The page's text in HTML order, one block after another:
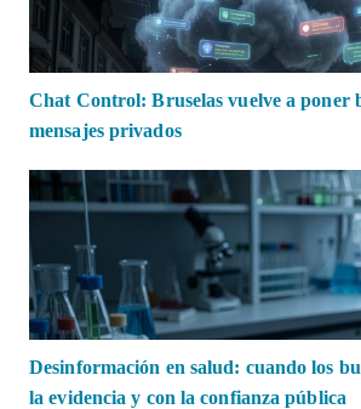
Chat Control: Bruselas vuelve a poner
mensajes privados
Desinformación en salud: cuando los
la evidencia y con la confianza pública